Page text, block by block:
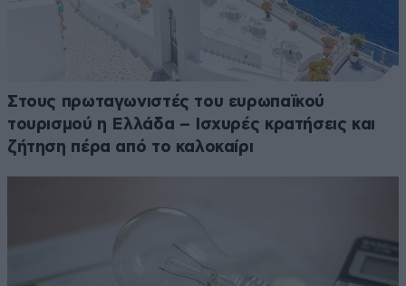
Στους πρωταγωνιστές του ευρωπαϊκού
τουρισμού η Ελλάδα – Ισχυρές κρατήσεις και
ζήτηση πέρα από το καλοκαίρι